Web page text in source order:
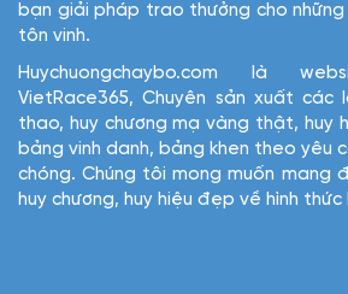
bạn giải pháp trao thưởng cho
tôn vinh.
Huychuongchaybo.com là
VietRace365, Chuyên sản xuất các
thao, huy chương mạ vàng thật, huy
bảng vinh danh, bảng khen theo yêu
chóng. Chúng tôi mong muốn mang
huy chương, huy hiệu đẹp về hình